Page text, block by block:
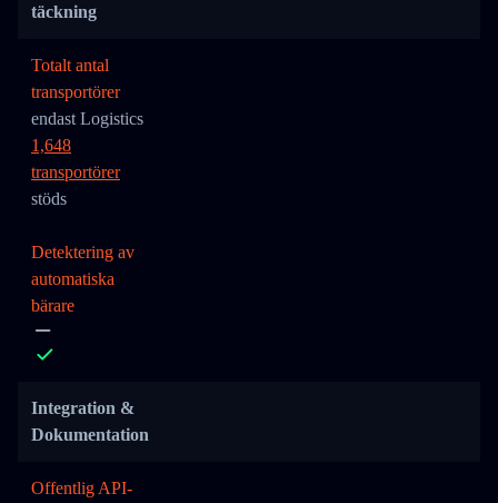
täckning
Totalt antal
transportörer
endast Logistics
1,648
transportörer
stöds
Detektering av
automatiska
bärare
Integration &
Dokumentation
Offentlig API-